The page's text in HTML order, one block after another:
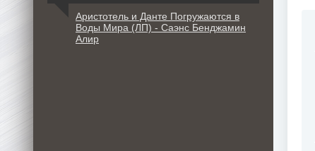
Аристотель и Данте Погружаются в
Воды Мира (ЛП) - Саэнс Бенджамин
Алир